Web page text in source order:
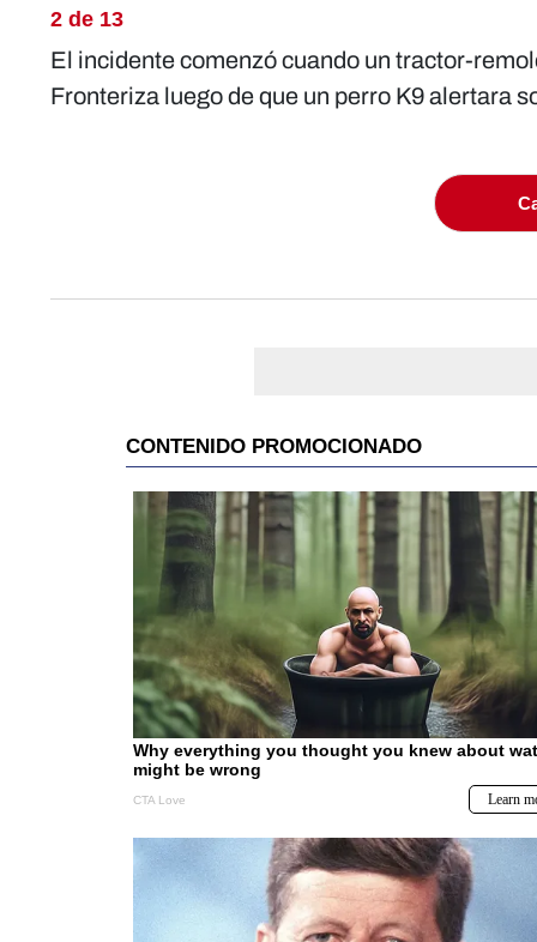
2 de 13
El incidente comenzó cuando un tractor-
Fronteriza luego de que un perro K9 alertara